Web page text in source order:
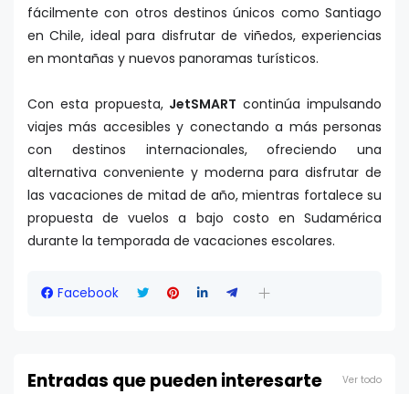
fácilmente con otros destinos únicos como Santiago
en Chile, ideal para disfrutar de viñedos, experiencias
en montañas y nuevos panoramas turísticos.
Con esta propuesta, JetSMART continúa impulsando
viajes más accesibles y conectando a más personas
con destinos internacionales, ofreciendo una
alternativa conveniente y moderna para disfrutar de
las vacaciones de mitad de año, mientras fortalece su
propuesta de vuelos a bajo costo en Sudamérica
durante la temporada de vacaciones escolares.
Facebook
Entradas que pueden interesarte Ver todo